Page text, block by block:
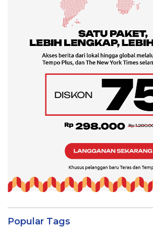
Popular Tags